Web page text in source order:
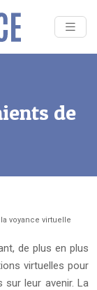
de
voyance virtuelle
de plus en plus
virtuelles pour
leur avenir. La